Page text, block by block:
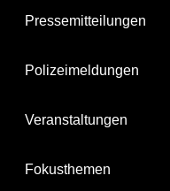
Pressemitteilungen
Polizeimeldungen
Veranstaltungen
Fokusthemen